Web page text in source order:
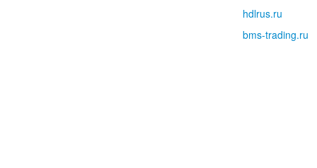
hdlrus.ru
bms-trading.ru